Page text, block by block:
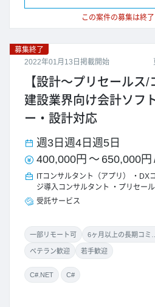
この案件の募集は終
募集終了
2022年01月13日掲載開始
【設計～プリセールス/
建設業界向け会計ソフ
ー・設計対応
週3日 週4日 週5日
400,000円 ～ 650,000円
ITコンサルタント（アプリ） DX
ジ導入コンサルタント
プリセー
受託サービス
一部リモート可
ベテラン歓迎 若手歓迎
C#.NET C#